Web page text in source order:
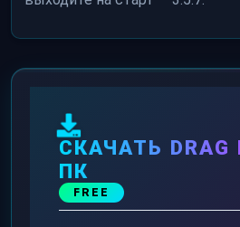
СКАЧАТЬ DRAG
ПК
FREE